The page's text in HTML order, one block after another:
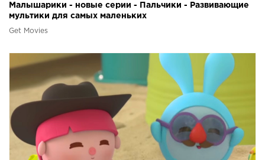
Малышарики - новые серии - Пальчики - Развивающие
мультики для самых маленьких
Get Movies